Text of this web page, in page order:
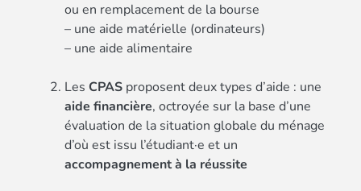
ou en remplacement de la bourse
– une aide matérielle (ordinateurs)
– une aide alimentaire
Les CPAS proposent deux types d’aide : une
aide financière, octroyée sur la base d’une
évaluation de la situation globale du ménage
d’où est issu l’étudiant·e et un
accompagnement à la réussite